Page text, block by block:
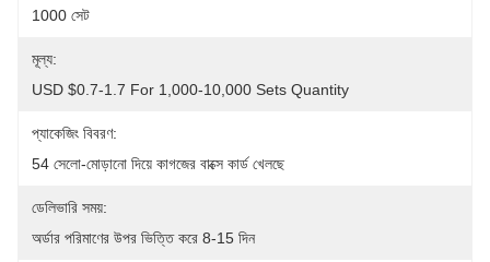
1000 সেট
মূল্য:
USD $0.7-1.7 For 1,000-10,000 Sets Quantity
প্যাকেজিং বিবরণ:
54 সেলো-মোড়ানো দিয়ে কাগজের বাক্সে কার্ড খেলছে
ডেলিভারি সময়:
অর্ডার পরিমাণের উপর ভিত্তি করে 8-15 দিন